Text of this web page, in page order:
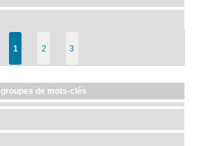
1 2 3
groupes de mots-clés